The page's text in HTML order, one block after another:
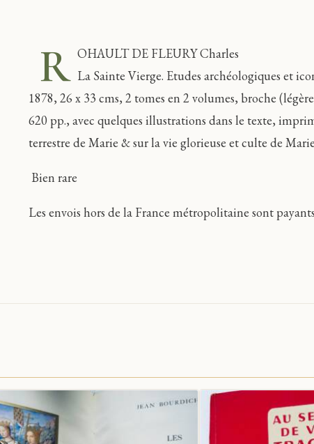
R OHAULT DE FLEURY Charles
La Sainte Vierge. Etudes archéologiques et
1878, 26 x 33 cms, 2 tomes en 2 volumes, broche
620 pp., avec quelques illustrations dans le texte,
terrestre de Marie & sur la vie glorieuse et culte de
Bien rare
Les envois hors de la France métropolitaine sont payants